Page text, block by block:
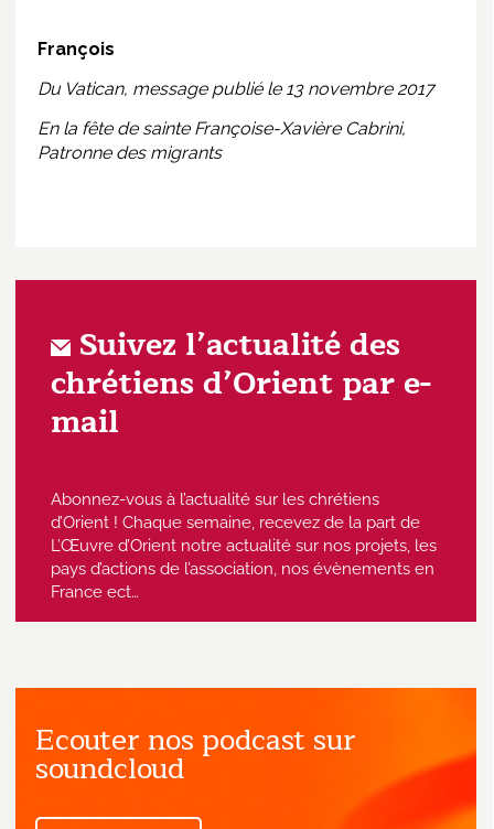
François
Du Vatican, message publié le 13 novembre 2017
En la fête de sainte Françoise-Xavière Cabrini,
Patronne des migrants
Suivez l’actualité des
chrétiens d’Orient par e-
mail
Abonnez-vous à l’actualité sur les chrétiens
d’Orient ! Chaque semaine, recevez de la part de
L’Œuvre d’Orient notre actualité sur nos projets, les
pays d’actions de l’association, nos évènements en
France ect…
J'accepte de recevoir des emails
provenant de l'Œuvre d'Orient.
Ecouter nos podcast sur
soundcloud